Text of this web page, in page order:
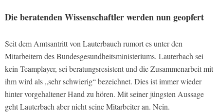
Die beratenden Wissenschaftler werden nun geopfert
Seit dem Amtsantritt von Lauterbauch rumort es unter den
Mitarbeitern des Bundesgesundheitsministeriums. Lauterbach sei
kein Teamplayer, sei beratungsresistent und die Zusammenarbeit mit
ihm wird als „sehr schwierig“ bezeichnet. Dies ist immer wieder
hinter vorgehaltener Hand zu hören. Mit seiner jüngsten Aussage
geht Lauterbach aber nicht seine Mitarbeiter an. Nein.